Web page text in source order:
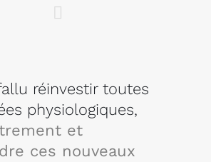
réinvestir toutes
physiologiques,
et
ces nouveaux